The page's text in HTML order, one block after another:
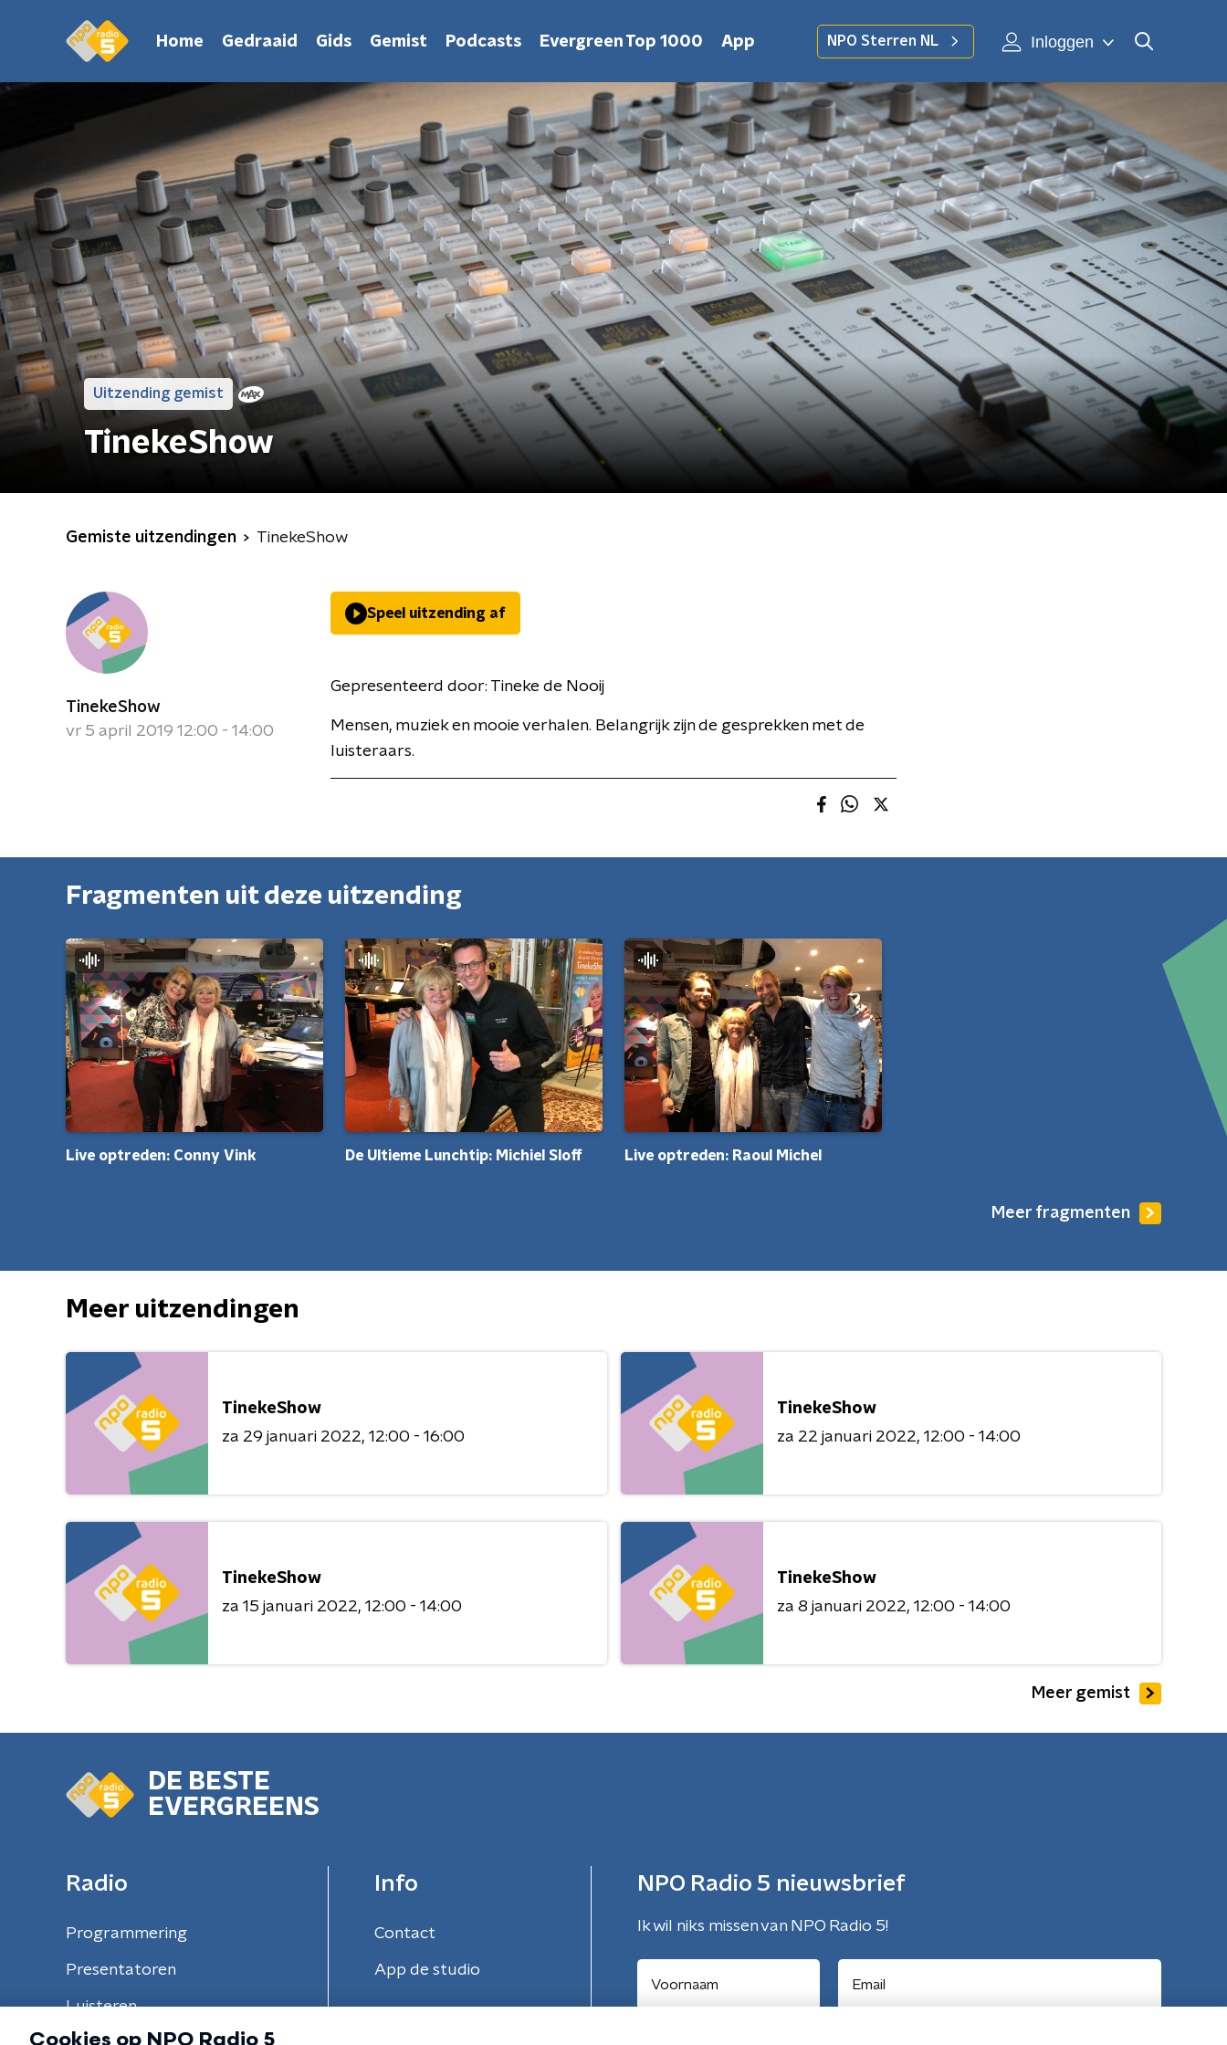
Home Gedraaid Gids Gemist Podcasts Evergreen Top 1000 App NPO Sterren NL Inloggen
Uitzending gemist
TinekeShow
Gemiste uitzendingen TinekeShow
TinekeShow
vr 5 april 2019 12:00 - 14:00
Speel uitzending af
Gepresenteerd door: Tineke de Nooij
Mensen, muziek en mooie verhalen. Belangrijk zijn de gesprekken met de
luisteraars.
Fragmenten uit deze uitzending
Live optreden: Conny Vink De Ultieme Lunchtip: Michiel Sloff Live optreden: Raoul Michel
Meer fragmenten
Meer uitzendingen
TinekeShow
za 29 januari 2022 12:00 - 16:00
TinekeShow
za 22 januari 2022 12:00 - 14:00
TinekeShow
za 15 januari 2022 12:00 - 14:00
TinekeShow
za 8 januari 2022 12:00 - 14:00
Meer gemist
DE BESTE
EVERGREENS
Radio
Programmering
Presentatoren
Luisteren
Info
Contact
App de studio
NPO Radio 5 nieuwsbrief
Ik wil niks missen van NPO Radio 5!